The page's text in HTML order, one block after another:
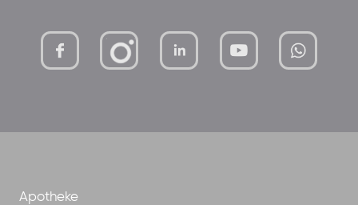
mutterhaus-xMBTtqOwC1KKBww
Apotheke